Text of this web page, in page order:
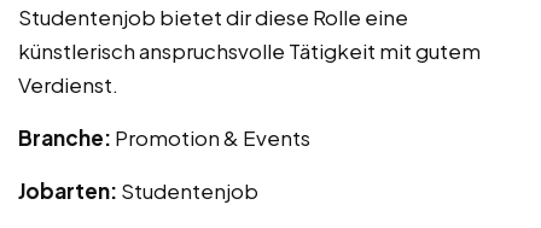
Studentenjob bietet dir diese Rolle eine
künstlerisch anspruchsvolle Tätigkeit mit gutem
Verdienst.
Branche: Promotion & Events
Jobarten: Studentenjob